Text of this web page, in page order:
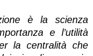
è la scienza
e l’utilità
la centralità che